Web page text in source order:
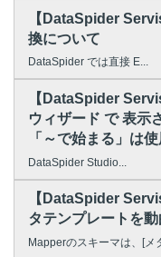
【DataSpider
換について
DataSpider では直接 E...
【DataSpider
ウィザード で 表示
「～で始まる」は
DataSpider Studio...
【DataSpider
タテンプレートを
Mapperのスキーマは、[メ